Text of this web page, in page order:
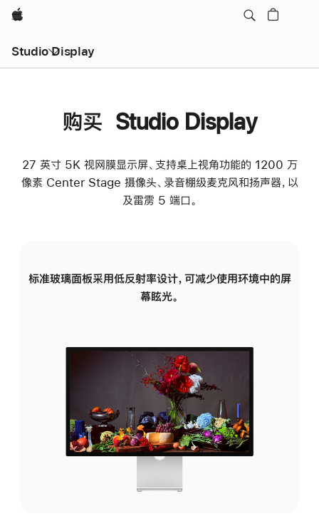
Apple
Studio Display
购买 Studio Display
27 英寸 5K 视网膜显示屏、支持桌上视角功能的 1200 万
像素 Center Stage 摄像头、录音棚级麦克风和扬声器，以
及雷雳 5 端口。
标准玻璃面板采用低反射率设计，可减少使用环境中的屏
幕眩光。